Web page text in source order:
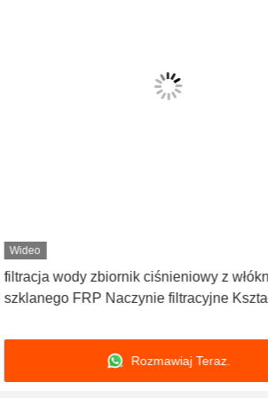
Wideo
filtracja wody zbiornik ciśnieniowy z
szklanego FRP Naczynie filtracyjne
Rozmawiaj Teraz.